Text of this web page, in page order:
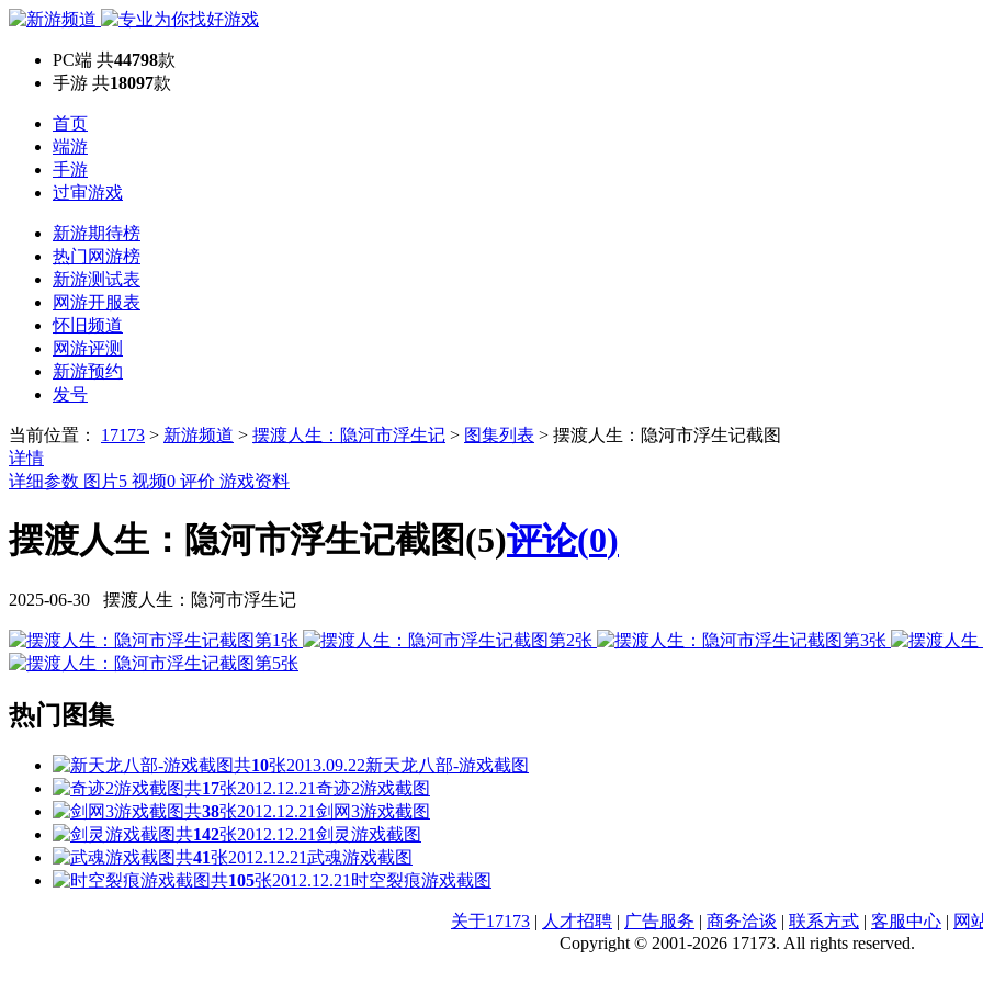
PC端 共44798款
手游 共18097款
首页
端游
手游
过审游戏
新游期待榜
热门网游榜
新游测试表
网游开服表
怀旧频道
网游评测
新游预约
发号
当前位置： 17173 > 新游频道 > 摆渡人生：隐河市浮生记 > 图集列表 > 摆渡人生：隐河市浮生记截图
详情
详细参数 图片5 视频0 评价 游戏资料
摆渡人生：隐河市浮生记截图(5)评论(0)
2025-06-30 摆渡人生：隐河市浮生记
热门图集
共10张2013.09.22新天龙八部-游戏截图
共17张2012.12.21奇迹2游戏截图
共38张2012.12.21剑网3游戏截图
共142张2012.12.21剑灵游戏截图
共41张2012.12.21武魂游戏截图
共105张2012.12.21 时空裂痕游戏截图
关于17173 | 人才招聘 | 广告服务 | 商务洽谈 | 联系方式 | 客服中心 | 网
Copyright © 2001-2026 17173. All rights reserved.